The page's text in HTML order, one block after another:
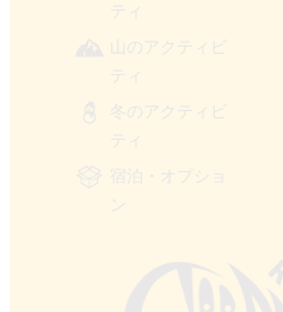
ティ
山のアクティビ
ティ
冬のアクティビ
ティ
宿泊・オプショ
ン